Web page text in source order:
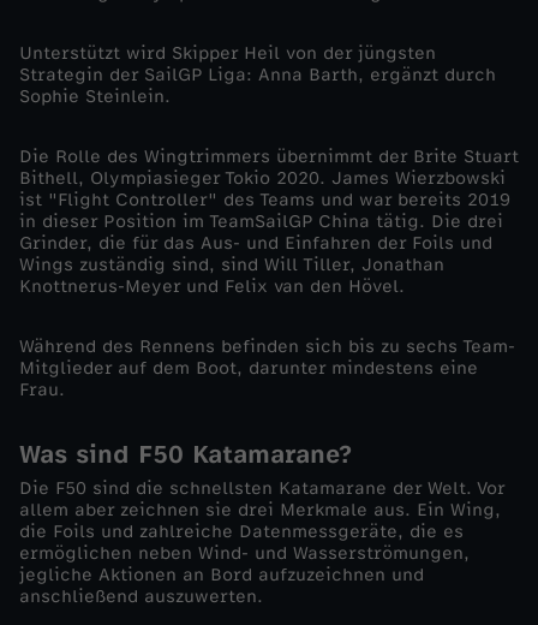
n
n
i
n
A
c
k
l
Unterstützt wird Skipper Heil von der jüngsten
Strategin der SailGP Liga: Anna Barth, ergänzt durch
Sophie Steinlein.
Die Rolle des Wingtrimmers übernimmt der Brite Stuart
Bithell, Olympiasieger Tokio 2020. James Wierzbowski
ist "Flight Controller" des Teams und war bereits 2019
in dieser Position im TeamSailGP China tätig. Die drei
Grinder, die für das Aus- und Einfahren der Foils und
Wings zuständig sind, sind Will Tiller, Jonathan
Knottnerus-Meyer und Felix van den Hövel.
Während des Rennens befinden sich bis zu sechs Team-
Mitglieder auf dem Boot, darunter mindestens eine
Frau.
Was sind F50 Katamarane?
Die F50 sind die schnellsten Katamarane der Welt. Vor
allem aber zeichnen sie drei Merkmale aus. Ein Wing,
die Foils und zahlreiche Datenmessgeräte, die es
ermöglichen neben Wind- und Wasserströmungen,
jegliche Aktionen an Bord aufzuzeichnen und
anschließend auszuwerten.